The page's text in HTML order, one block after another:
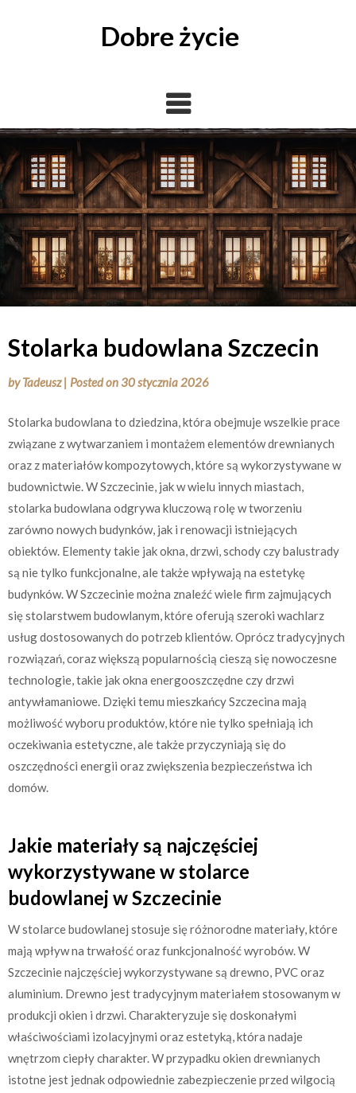
Dobre życie
Stolarka budowlana Szczecin
byTadeusz | Posted on30 stycznia 2026
Stolarka budowlana to dziedzina, która obejmuje wszelkie prace
związane z wytwarzaniem i montażem elementów drewnianych
oraz z materiałów kompozytowych, które są wykorzystywane w
budownictwie. W Szczecinie, jak w wielu innych miastach,
stolarka budowlana odgrywa kluczową rolę w tworzeniu
zarówno nowych budynków, jak i renowacji istniejących
obiektów. Elementy takie jak okna, drzwi, schody czy balustrady
są nie tylko funkcjonalne, ale także wpływają na estetykę
budynków. W Szczecinie można znaleźć wiele firm zajmujących
się stolarstwem budowlanym, które oferują szeroki wachlarz
usług dostosowanych do potrzeb klientów. Oprócz tradycyjnych
rozwiązań, coraz większą popularnością cieszą się nowoczesne
technologie, takie jak okna energooszczędne czy drzwi
antywłamaniowe. Dzięki temu mieszkańcy Szczecina mają
możliwość wyboru produktów, które nie tylko spełniają ich
oczekiwania estetyczne, ale także przyczyniają się do
oszczędności energii oraz zwiększenia bezpieczeństwa ich
domów.
Jakie materiały są najczęściej
wykorzystywane w stolarce
budowlanej w Szczecinie
W stolarce budowlanej stosuje się różnorodne materiały, które
mają wpływ na trwałość oraz funkcjonalność wyrobów. W
Szczecinie najczęściej wykorzystywane są drewno, PVC oraz
aluminium. Drewno jest tradycyjnym materiałem stosowanym w
produkcji okien i drzwi. Charakteryzuje się doskonałymi
właściwościami izolacyjnymi oraz estetyką, która nadaje
wnętrzom ciepły charakter. W przypadku okien drewnianych
istotne jest jednak odpowiednie zabezpieczenie przed wilgocią